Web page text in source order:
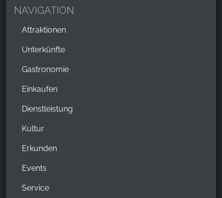
NAVIGATION
Attraktionen
Unterkünfte
Gastronomie
Einkaufen
Dienstleistung
Kultur
Erkunden
Events
Service